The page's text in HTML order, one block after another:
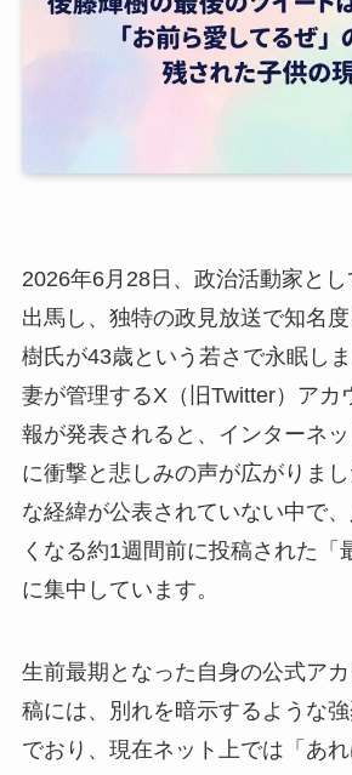
2026年6月28日、政治活動家と
出馬し、独特の政見放送で知名
樹氏が43歳という若さで永眠し
妻が管理するX（旧Twitter）アカ
報が発表されると、インターネ
に衝撃と悲しみの声が広がりま
な経緯が公表されていない中で
くなる約1週間前に投稿された「
に集中しています。
生前最期となった自身の公式ア
稿には、別れを暗示するような
でおり、現在ネット上では「あ